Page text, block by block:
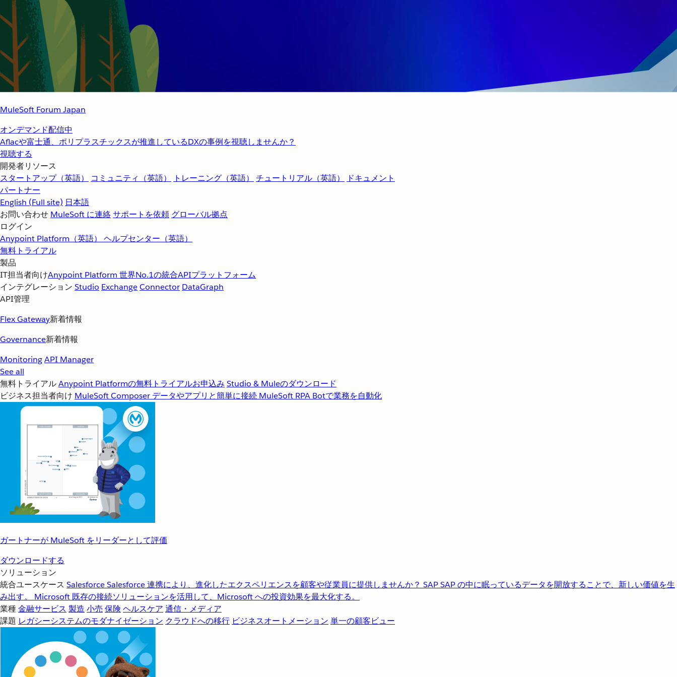
MuleSoft Forum Japan
オンデマンド配信中
Aflacや富士通、ポリプラスチックスが推進しているDXの事例を視聴しませんか？
視聴する
開発者リソース
スタートアップ（英語）
コミュニティ（英語） トレーニング（英語） チュートリアル（英語）
ドキュメント
パートナー
English (Full site) 日本語
お問い合わせ MuleSoft に連絡サポートを依頼 グローバル拠点
ログイン
Anypoint Platform（英語） ヘルプセンター（英語）
無料トライアル
製品
IT担当者向けAnypoint Platform 世界No.1の統合APIプラットフォーム
インテグレーション Studio ExchangeConnector DataGraph
API管理
Flex Gateway新着情報
Governance新着情報
MonitoringAPI Manager
See all
無料トライアルAnypoint Platformの無料トライアルお申込み Studio & Muleのダウンロード
ビジネス担当者向け MuleSoft Composer データやアプリと簡単に接続 MuleSoft RPA Botで業務を自動化
ガートナーが MuleSoft をリーダーとして評価
ダウンロードする
ソリューション
統合ユースケース SalesforceSalesforce 連携により、進化したエクスペリエンスを顧客や従業員に提供しませんか？ SAPSAP の中に眠っているデータを開放することで、新しい価値を生
み出す。
Microsoft 既存の接続ソリューションを活用して、Microsoft への投資効果を最大化する。
業種金融サービス 製造 小売 保険 ヘルスケア 通信・メディア
課題 レガシーシステムのモダナイゼーション クラウドへの移行 ビジネスオートメーション 単一の顧客ビュー